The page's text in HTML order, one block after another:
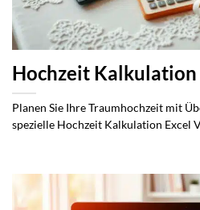
Hochzeit Kalkulation
Planen Sie Ihre Traumhochzeit mit
spezielle Hochzeit Kalkulation Excel